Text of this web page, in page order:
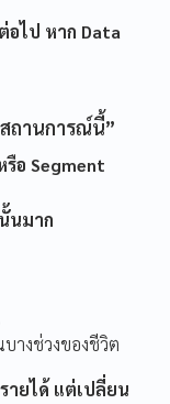
อไป หาก Data
ถานการณ์นี้”
อ Segment
นมาก
างช่วงของชีวิต
ายได้ แต่เปลี่ยน